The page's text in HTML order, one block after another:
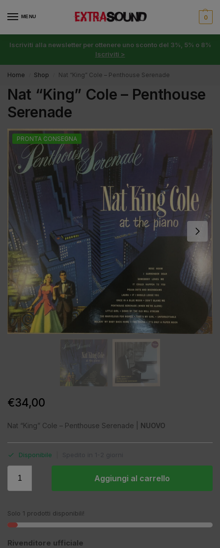
MENU 0
Iscriviti alla newsletter per ottenere uno sconto del 3%, 5% o 8%
Iscriviti >
Home Shop Nat “King” Cole – Penthouse Serenade
Nat “King” Cole – Penthouse
Serenade
PRONTA CONSEGNA
€34,00
Nat “King” Cole – Penthouse Serenade | NUOVO
Disponibile
Aggiungi al carrello
Solo 1 prodotti disponibili!
Rivenditore ufficiale